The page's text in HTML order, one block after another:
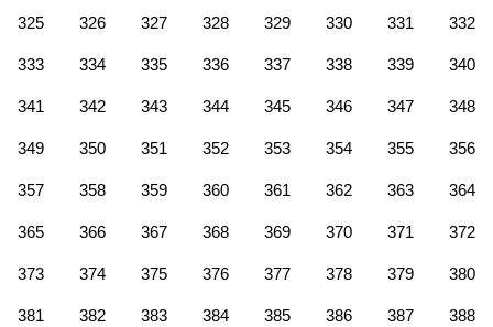
325 326 327 328 329 330 331 332
333 334 335 336 337 338 339 340
341 342 343 344 345 346 347 348
349 350 351 352 353 354 355 356
357 358 359 360 361 362 363 364
365 366 367 368 369 370 371 372
373 374 375 376 377 378 379 380
381 382 383 384 385 386 387 388